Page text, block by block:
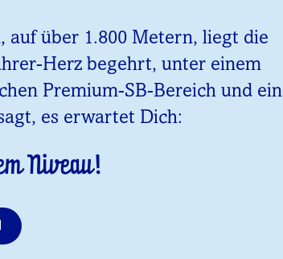
auf über 1.800 Metern, liegt die
Herz begehrt, unter einem
Premium-SB-Bereich und ein
es erwartet Dich:
Niveau!